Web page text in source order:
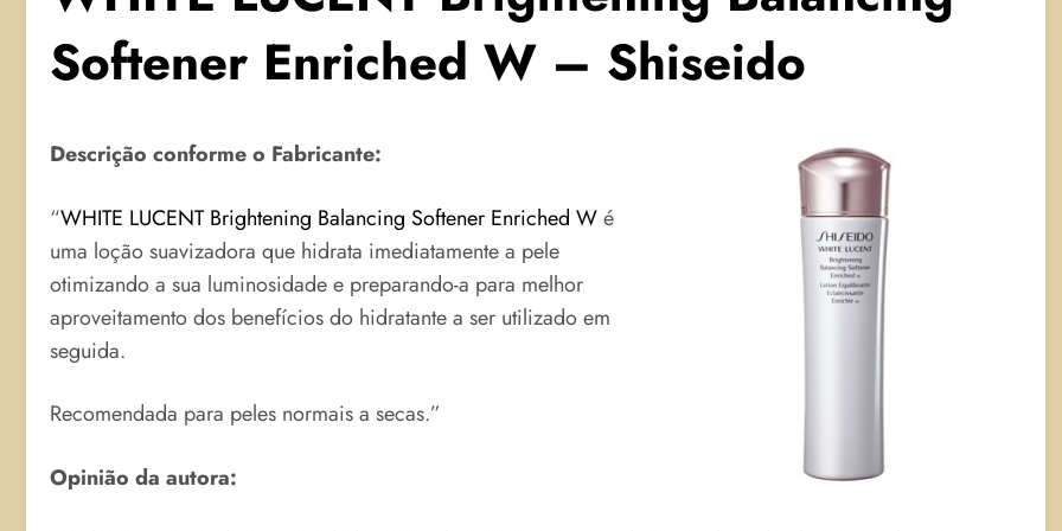
Softener Enriched W – Shiseido
Descrição conforme o Fabricante:
“WHITE LUCENT Brightening Balancing Softener Enriched Wé
uma loção suavizadora que hidrata imediatamente a pele
otimizando a sua luminosidade e preparando-a para melhor
aproveitamento dos benefícios do hidratante a ser utilizado em
seguida.
Recomendada para peles normais a secas.”
Opinião da autora: